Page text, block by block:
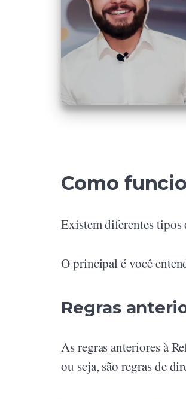
Como
Existem diferentes
O principal é você
Regras
As regras anteriores à
ou seja, são regras de